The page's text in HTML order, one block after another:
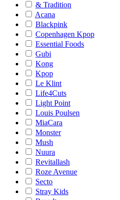
& Tradition
Acana
Blackpink
Copenhagen Kpop
Essential Foods
Gubi
Kong
Kpop
Le Klint
Life4Cuts
Light Point
Louis Poulsen
MiaCara
Monster
Mush
Nuura
Revitallash
Roze Avenue
Secto
Stray Kids